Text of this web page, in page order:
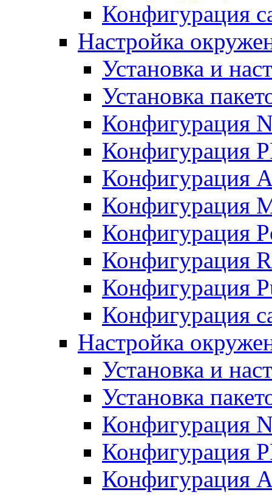
Конфигурация
Настройка
Установка и
Установка
Конфигурация
Конфигурация
Конфигурация
Конфигурация
Конфигурация
Конфигурация
Конфигурация
Конфигурация
Настройка
Установка и
Установка
Конфигурация
Конфигурация
Конфигурация